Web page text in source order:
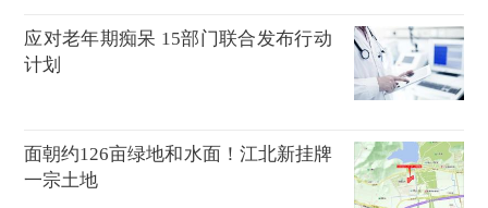
应对老年期痴呆 15部门联合发布行动
计划
面朝约126亩绿地和水面！江北新挂牌
一宗土地